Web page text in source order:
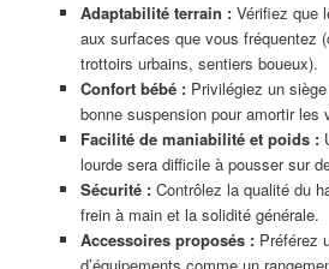
Adaptabilité terrain :Vérifiez que
aux surfaces que vous fréquentez
trottoirs urbains, sentiers boueux).
Confort bébé :Privilégiez un siège
bonne suspension pour amortir les
Facilité de maniabilité et poids :
lourde sera difficile à pousser sur
Sécurité :Contrôlez la qualité du
frein à main et la solidité générale.
Accessoires proposés :Préférez